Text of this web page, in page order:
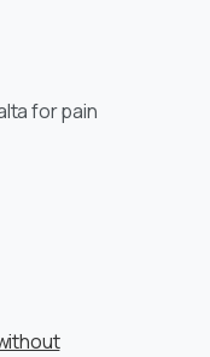
for pain